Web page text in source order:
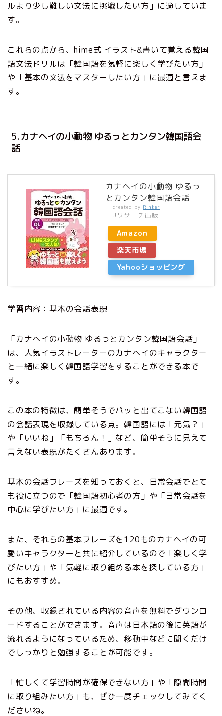
ルより少し難しい文法に挑戦したい方」に適していま
す。
これらの点から、hime式 イラスト&書いて覚える韓国
語文法ドリルは「韓国語を気軽に楽しく学びたい方」
や「基本の文法をマスターしたい方」に最適と言えま
す。
5.カナヘイの小動物 ゆるっとカンタン韓国語会
話
カナヘイの小動物 ゆるっ
とカンタン韓国語会話
created by Rinker
Jリサーチ出版
Amazon
楽天市場
Yahooショッピング
学習内容：基本の会話表現
「カナヘイの小動物 ゆるっとカンタン韓国語会話」
は、人気イラストレーターのカナヘイのキャラクター
と一緒に楽しく韓国語学習をすることができる本で
す。
この本の特徴は、簡単そうでパッと出てこない韓国語
の会話表現を収録している点。韓国語には「元気？」
や「いいね」「もちろん！」など、簡単そうに見えて
言えない表現がたくさんあります。
基本の会話フレーズを知っておくと、日常会話でとて
も役に立つので「韓国語初心者の方」や「日常会話を
中心に学びたい方」に最適です。
また、それらの基本フレーズを120ものカナヘイの可
愛いキャラクターと共に紹介しているので「楽しく学
びたい方」や「気軽に取り組める本を探している方」
にもおすすめ。
その他、収録されている内容の音声を無料でダウンロ
ードすることができます。音声は日本語の後に英語が
流れるようになっているため、移動中などに聞くだけ
でしっかりと勉強することが可能です。
「忙しくて学習時間が確保できない方」や「隙間時間
に取り組みたい方」も、ぜひ一度チェックしてみてく
ださいね。